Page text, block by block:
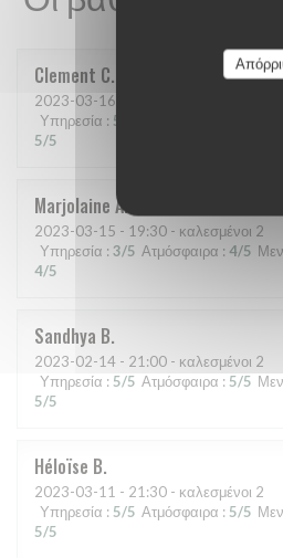
Clement C
2023-03-16
Υπηρεσία : 5
5/5
Marjolaine A
2023-03-15 - 19:30 - καλεσμένοι 2
Υπηρεσία : 3/5 Ατμόσφαιρα : 4/5
4/5
Sandhya B
2023-02-14 - 21:00 - καλεσμένοι 2
Υπηρεσία : 5/5 Ατμόσφαιρα : 5/5
5/5
Héloïse B
2023-03-11 - 21:30 - καλεσμένοι 2
Υπηρεσία : 5/5 Ατμόσφαιρα : 5/5
5/5